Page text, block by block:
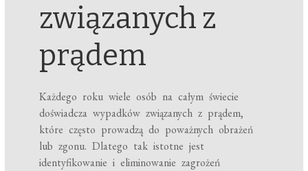
związanych z
prądem
Każdego roku wiele osób na całym świecie
doświadcza wypadków związanych z prądem,
które często prowadzą do poważnych obrażeń
lub zgonu. Dlatego tak istotne jest
identyfikowanie i eliminowanie zagrożeń